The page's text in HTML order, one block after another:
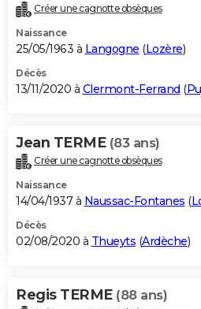
Créer une cagnotte obsèques
Naissance
25/05/1963 à Langogne (Lozère)
Décès
13/11/2020 à Clermont-Ferrand (
Jean TERME (83 ans)
Créer une cagnotte obsèques
Naissance
14/04/1937 à Naussac-Fontanes (
Décès
02/08/2020 à Thueyts (Ardèche)
Regis TERME (88 ans)